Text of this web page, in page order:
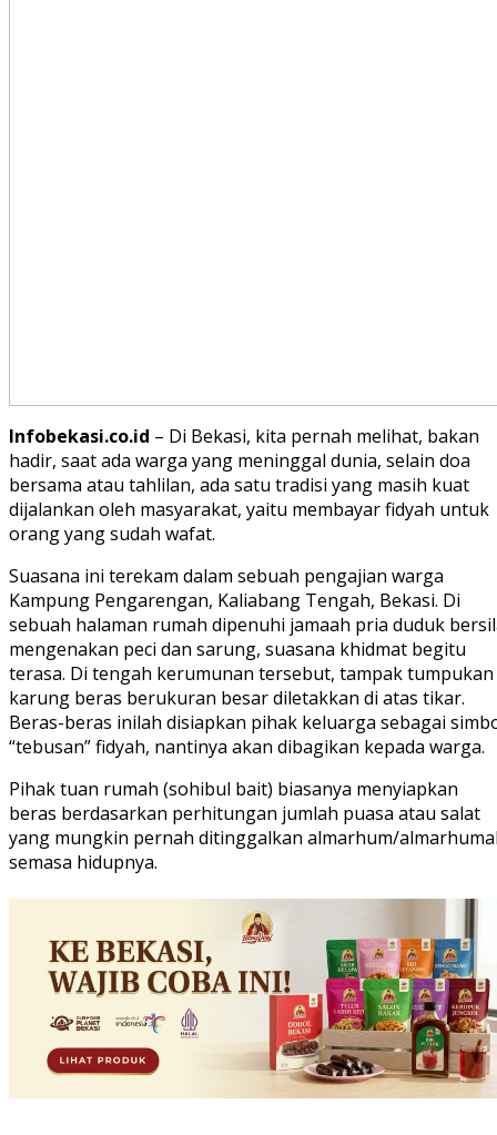
Infobekasi.co.id – Di Bekasi, kita pernah melihat, bakan
hadir, saat ada warga yang meninggal dunia, selain doa
bersama atau tahlilan, ada satu tradisi yang masih kuat
dijalankan oleh masyarakat, yaitu membayar fidyah untuk
orang yang sudah wafat.
Suasana ini terekam dalam sebuah pengajian warga
Kampung Pengarengan, Kaliabang Tengah, Bekasi. Di
sebuah halaman rumah dipenuhi jamaah pria duduk
mengenakan peci dan sarung, suasana khidmat begitu
terasa. Di tengah kerumunan tersebut, tampak tumpukan
karung beras berukuran besar diletakkan di atas tikar.
Beras-beras inilah disiapkan pihak keluarga sebagai
“tebusan” fidyah, nantinya akan dibagikan kepada warga.
Pihak tuan rumah (sohibul bait) biasanya menyiapkan
beras berdasarkan perhitungan jumlah puasa atau salat
yang mungkin pernah ditinggalkan almarhum/
semasa hidupnya.